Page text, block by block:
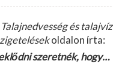
Talajnedvesség és talajvíz
oldalon írta:
szeretnék, hogy…